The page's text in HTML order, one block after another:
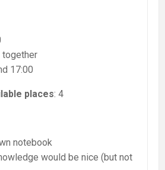
together
17:00
places: 4
notebook
would be nice (but not